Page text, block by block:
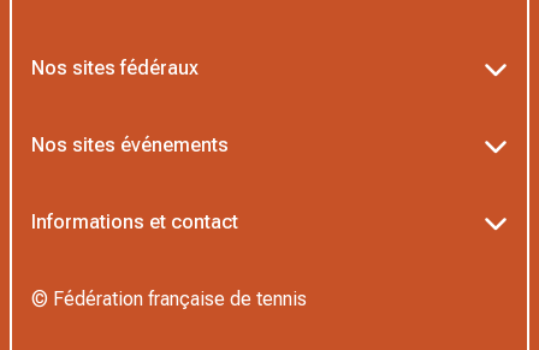
Nos sites fédéraux
L’Institut Formation Tennis
Nos sites événements
Informations et contact
© Fédération française de tennis